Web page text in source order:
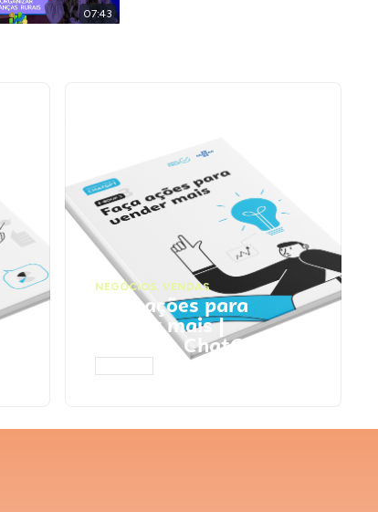
07:43
NEGÓCIOS, VENDAS
Faça ações para
vender mais |
Prompts ChatGPT